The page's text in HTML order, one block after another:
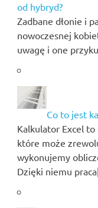
od hybryd?
Zadbane dłonie i
nowoczesnej
uwagę i one
Co to jest
Kalkulator Excel
które może
wykonujemy
Dzięki niemu